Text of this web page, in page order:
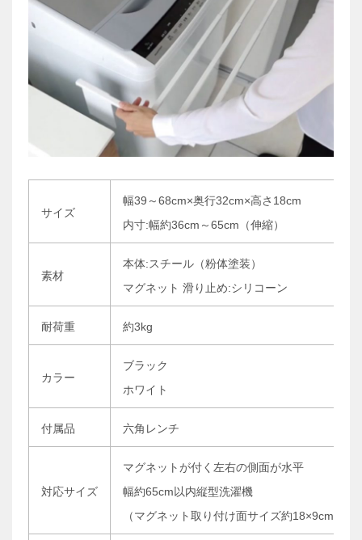
サイズ
幅39～68cm×奥行32cm×高さ18cm
内寸:幅約36cm～65cm（伸縮）
素材
本体:スチール（粉体塗装）
マグネット 滑り止め:シリコーン
耐荷重 約3kg
カラー
ブラック
ホワイト
付属品 六角レンチ
対応サイズ
マグネットが付く左右の側面が水平
幅約65cm以内縦型洗濯機
（マグネット取り付け面サイズ約18×9cm）